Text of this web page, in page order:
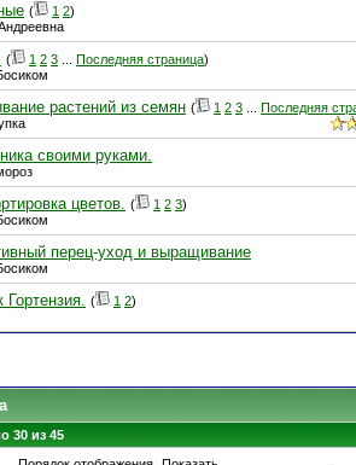
( 1 2)
( 1 2 3 Последняя страница)
растений из семян ( 1 2 3
Последняя
своими руками.
цветов. ( 1 2 3)
перец-уход и выращивание
Гортензия. ( 1 2)
30 из 45